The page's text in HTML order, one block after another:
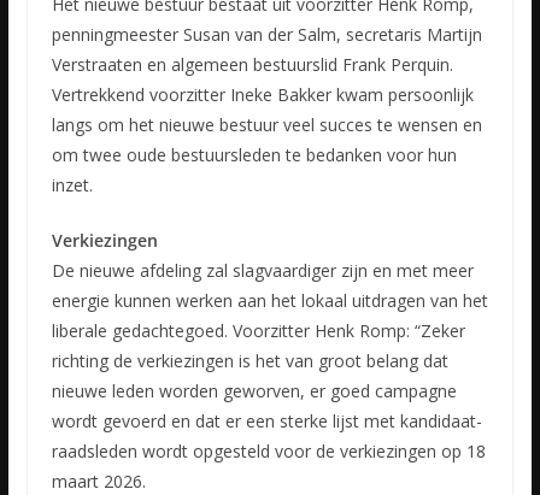
Het nieuwe bestuur bestaat uit voorzitter Henk Romp,
penningmeester Susan van der Salm, secretaris Martijn
Verstraaten en algemeen bestuurslid Frank Perquin.
Vertrekkend voorzitter Ineke Bakker kwam persoonlijk
langs om het nieuwe bestuur veel succes te wensen en
om twee oude bestuursleden te bedanken voor hun
inzet.
Verkiezingen
De nieuwe afdeling zal slagvaardiger zijn en met meer
energie kunnen werken aan het lokaal uitdragen van het
liberale gedachtegoed. Voorzitter Henk Romp: “Zeker
richting de verkiezingen is het van groot belang dat
nieuwe leden worden geworven, er goed campagne
wordt gevoerd en dat er een sterke lijst met kandidaat-
raadsleden wordt opgesteld voor de verkiezingen op 18
maart 2026.